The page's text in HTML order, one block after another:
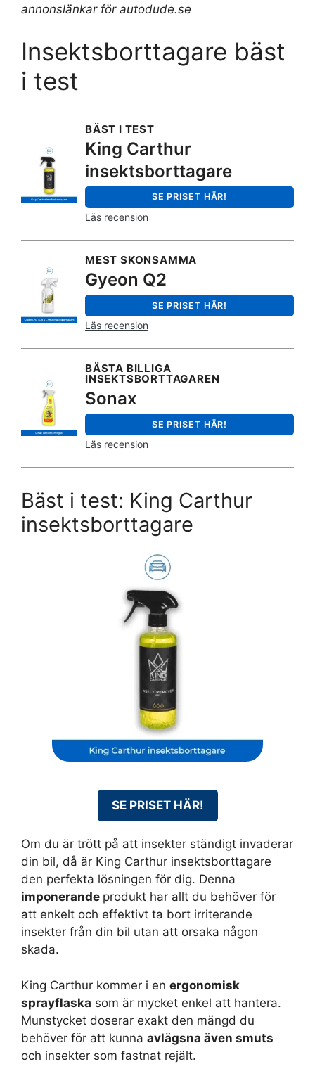
annonslänkar för autodude.se
Insektsborttagare bäst
i test
BÄST I TEST
King Carthur
insektsborttagare
SE PRISET HÄR!
Läs recension
MEST SKONSAMMA
Gyeon Q2
SE PRISET HÄR!
Läs recension
BÄSTA BILLIGA
INSEKTSBORTTAGAREN
Sonax
SE PRISET HÄR!
Läs recension
Bäst i test: King Carthur
insektsborttagare
SE PRISET HÄR!
Om du är trött på att insekter ständigt invaderar
din bil, då är King Carthur insektsborttagare
den perfekta lösningen för dig. Denna
imponerande produkt har allt du behöver för
att enkelt och effektivt ta bort irriterande
insekter från din bil utan att orsaka någon
skada.
King Carthur kommer i en ergonomisk
sprayflaska som är mycket enkel att hantera.
Munstycket doserar exakt den mängd du
behöver för att kunna avlägsna även smuts
och insekter som fastnat rejält.